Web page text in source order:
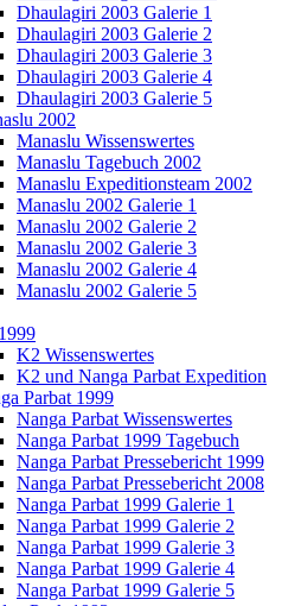
Dhaulagiri 2003 Galerie 1
Dhaulagiri 2003 Galerie 2
Dhaulagiri 2003 Galerie 3
Dhaulagiri 2003 Galerie 4
Dhaulagiri 2003 Galerie 5
2002
Manaslu Wissenswertes
Manaslu Tagebuch 2002
Manaslu Expeditionsteam 2002
Manaslu 2002 Galerie 1
Manaslu 2002 Galerie 2
Manaslu 2002 Galerie 3
Manaslu 2002 Galerie 4
Manaslu 2002 Galerie 5
K2 Wissenswertes
K2 und Nanga Parbat Expedition
Parbat 1999
Nanga Parbat Wissenswertes
Nanga Parbat 1999 Tagebuch
Nanga Parbat Pressebericht 1999
Nanga Parbat Pressebericht 2008
Nanga Parbat 1999 Galerie 1
Nanga Parbat 1999 Galerie 2
Nanga Parbat 1999 Galerie 3
Nanga Parbat 1999 Galerie 4
Nanga Parbat 1999 Galerie 5